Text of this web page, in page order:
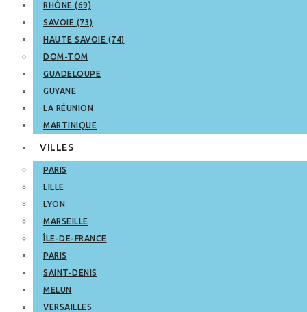
RHÔNE (69)
SAVOIE (73)
HAUTE SAVOIE (74)
DOM-TOM
GUADELOUPE
GUYANE
LA RÉUNION
MARTINIQUE
VILLES
PARIS
LILLE
LYON
MARSEILLE
ÎLE-DE-FRANCE
PARIS
SAINT-DENIS
MELUN
VERSAILLES